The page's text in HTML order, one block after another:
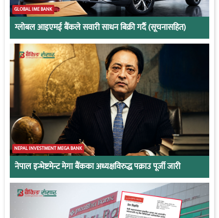
GLOBAL IME BANK
ग्लोबल आइएमई बैंकले सवारी साधन बिक्री गर्दै (सूचनासहित)
NEPAL INVESTMENT MEGA BANK
नेपाल इन्भेष्टमेन्ट मेगा बैंकका अध्यक्षविरुद्ध पक्राउ पूर्जी जारी